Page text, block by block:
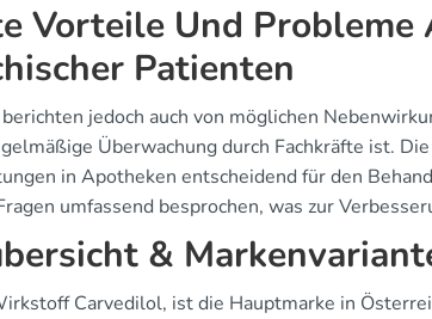
Vorteile Und Probleme
Patienten
jedoch auch von möglichen
Überwachung durch Fachkräfte ist.
in Apotheken entscheidend für den
umfassend besprochen, was zur
&
Carvedilol, ist die Hauptmarke in